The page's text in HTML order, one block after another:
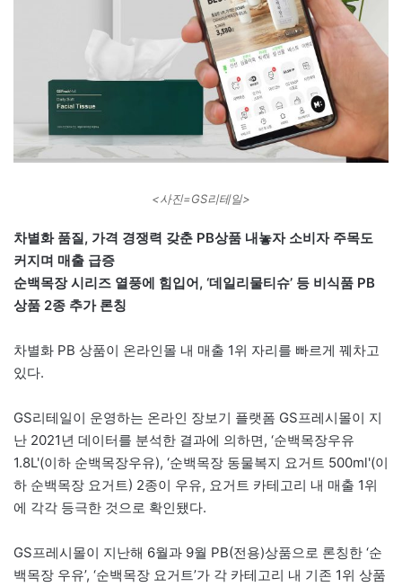
<사진=GS리테일>
차별화 품질, 가격 경쟁력 갖춘 PB상품 내놓자 소비자 주목도
커지며 매출 급증
순백목장 시리즈 열풍에 힘입어, ‘데일리물티슈’ 등 비식품 PB
상품 2종 추가 론칭
차별화 PB 상품이 온라인몰 내 매출 1위 자리를 빠르게 꿰차고
있다.
GS리테일이 운영하는 온라인 장보기 플랫폼 GS프레시몰이 지
난 2021년 데이터를 분석한 결과에 의하면, ‘순백목장우유
1.8L'(이하 순백목장우유), ‘순백목장 동물복지 요거트 500ml'(이
하 순백목장 요거트) 2종이 우유, 요거트 카테고리 내 매출 1위
에 각각 등극한 것으로 확인됐다.
GS프레시몰이 지난해 6월과 9월 PB(전용)상품으로 론칭한 ‘순
백목장 우유’, ‘순백목장 요거트’가 각 카테고리 내 기존 1위 상품